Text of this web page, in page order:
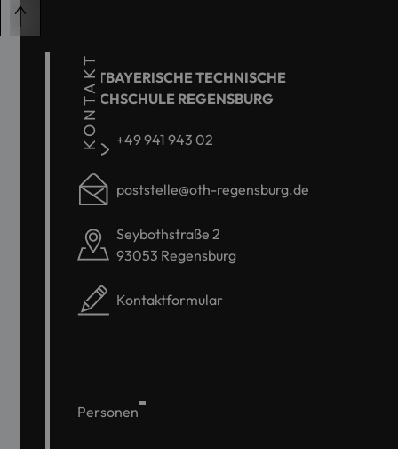
KONTAKT
OSTBAYERISCHE TECHNISCHE
HOCHSCHULE REGENSBURG
+49 941 943 02
poststelle@oth-regensburg.de
Seybothstraße 2
93053 Regensburg
Kontaktformular
Personen